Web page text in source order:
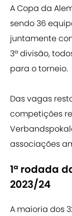
A Copa da
sendo 36
juntamente
3ª divisão,
para o torneio.
Das vagas
competições
associações
1ª rodada
2023/24
A maioria dos